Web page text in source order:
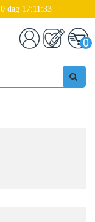
0 dag 17:11:31
0